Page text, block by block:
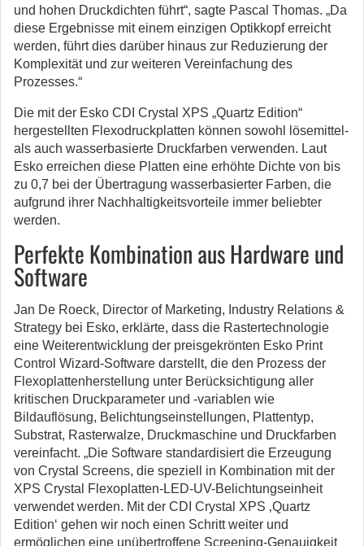
und hohen Druckdichten führt“, sagte Pascal Thomas. „Da
diese Ergebnisse mit einem einzigen Optikkopf erreicht
werden, führt dies darüber hinaus zur Reduzierung der
Komplexität und zur weiteren Vereinfachung des
Prozesses.“
Die mit der Esko CDI Crystal XPS „Quartz Edition“
hergestellten Flexodruckplatten können sowohl lösemittel-
als auch wasserbasierte Druckfarben verwenden. Laut
Esko erreichen diese Platten eine erhöhte Dichte von bis
zu 0,7 bei der Übertragung wasserbasierter Farben, die
aufgrund ihrer Nachhaltigkeitsvorteile immer beliebter
werden.
Perfekte Kombination aus Hardware und
Software
Jan De Roeck, Director of Marketing, Industry Relations &
Strategy bei Esko, erklärte, dass die Rastertechnologie
eine Weiterentwicklung der preisgekrönten Esko Print
Control Wizard-Software darstellt, die den Prozess der
Flexoplattenherstellung unter Berücksichtigung aller
kritischen Druckparameter und -variablen wie
Bildauflösung, Belichtungseinstellungen, Plattentyp,
Substrat, Rasterwalze, Druckmaschine und Druckfarben
vereinfacht. „Die Software standardisiert die Erzeugung
von Crystal Screens, die speziell in Kombination mit der
XPS Crystal Flexoplatten-LED-UV-Belichtungseinheit
verwendet werden. Mit der CDI Crystal XPS ‚Quartz
Edition‘ gehen wir noch einen Schritt weiter und
ermöglichen eine unübertroffene Screening-Genauigkeit